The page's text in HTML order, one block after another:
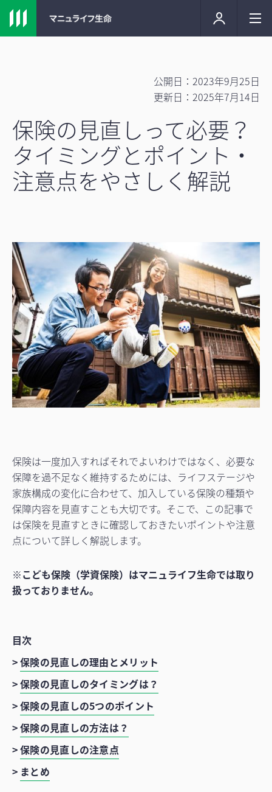
公開日：2023年9月25日
更新日：2025年7月14日
保険の見直しって必要？
タイミングとポイント・
注意点をやさしく解説
保険は一度加入すればそれでよいわけではなく、必要な
保障を過不足なく維持するためには、ライフステージや
家族構成の変化に合わせて、加入している保険の種類や
保障内容を見直すことも大切です。そこで、この記事で
は保険を見直すときに確認しておきたいポイントや注意
点について詳しく解説します。
※こども保険（学資保険）はマニュライフ生命では取り
扱っておりません。
目次
>保険の見直しの理由とメリット
>保険の見直しのタイミングは？
>保険の見直しの5つのポイント
>保険の見直しの方法は？
>保険の見直しの注意点
> まとめ